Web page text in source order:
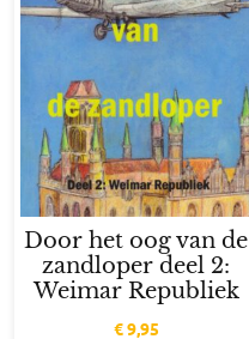
Door het oog van de
zandloper deel 2:
Weimar Republiek
€9,95